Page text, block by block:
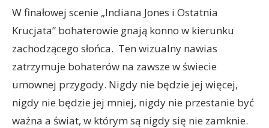
W finałowej scenie „Indiana Jones i Ostatnia
Krucjata” bohaterowie gnają konno w kierunku
zachodzącego słońca. Ten wizualny nawias
zatrzymuje bohaterów na zawsze w świecie
umownej przygody. Nigdy nie będzie jej więcej,
nigdy nie będzie jej mniej, nigdy nie przestanie być
ważna a świat, w którym są nigdy się nie zamknie.